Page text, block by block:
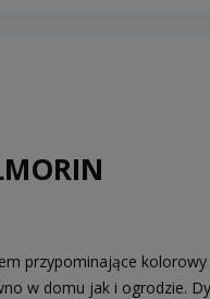
przypominające kolorowy
w domu jak i ogrodzie.